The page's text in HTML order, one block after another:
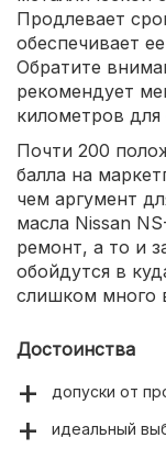
Продлевает
обеспечивает
Обратите
рекомендует
километров для
Почти 200
балла на
чем аргумент
масла Nissan
ремонт, а то и
обойдутся в
слишком много
Достоинства
допуски от
идеальный